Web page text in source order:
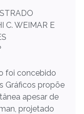
C. WEIMAR E
foi concebido
Gráficos propõe
apesar de
projetado